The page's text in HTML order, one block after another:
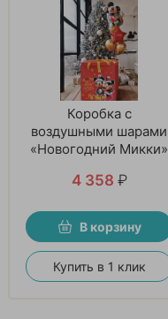
Коробка с
воздушными шарами
«Новогодний Микки»
4 358 ₽
В корзину
Купить в 1 клик